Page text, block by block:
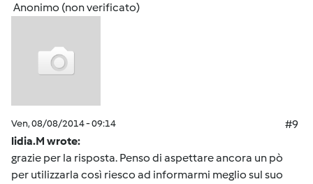
Anonimo (non verificato)
Ven, 08/08/2014 - 09:14
#9
lidia.M wrote:
grazie per la risposta. Penso di aspettare ancora un pò
per utilizzarla così riesco ad informarmi meglio sul suo